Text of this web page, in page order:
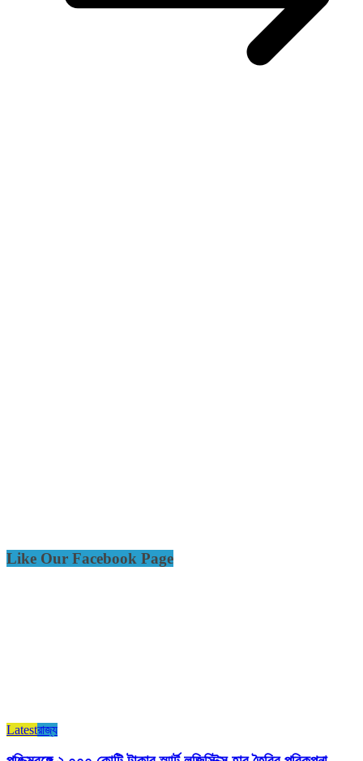
Like Our Facebook Page
Latestরাজ্য​